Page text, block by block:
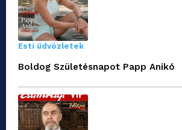
Esti üdvözletek
Boldog Születésnapot Papp Anikó